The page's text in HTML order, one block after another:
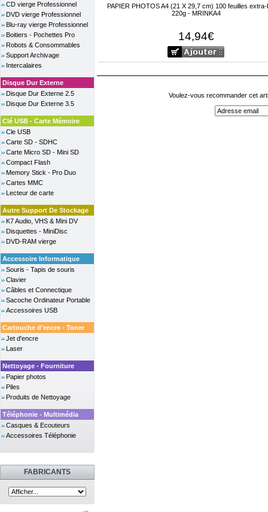
CD vierge Professionnel
DVD vierge Professionnel
Blu-ray vierge Professionnel
Boitiers - Pochettes Pro
Robots & Consommables
Support Archivage
Intercalaires
Disque Dur Externe
Disque Dur Externe 2.5
Disque Dur Externe 3.5
Clé USB - Carte Mémoire
Cle USB
Carte SD - SDHC
Carte Micro SD - Mini SD
Compact Flash
Memory Stick - Pro Duo
Cartes MMC
Lecteur de carte
Autre Support De Stockage
K7 Audio, VHS & Mini DV
Disquettes - MiniDisc
DVD-RAM vierge
Accessoire Informatique
Souris - Tapis de souris
Clavier
Câbles et Connectique
Sacoche Ordinateur Portable
Accessoires USB
Cartouche d'encre - Toner
Jet d'encre
Laser
Nettoyage - Fourniture
Papier photos
Piles
Produits de Nettoyage
Téléphonie - Multimédia
Casques & Ecouteurs
Accessoires Téléphonie
FABRICANTS
PAPIER PHOTOS A4 (21 X 29,7 cm) 100 feuilles extra-
220g - MRINKA4
14,94€
Voulez-vous recommander cet